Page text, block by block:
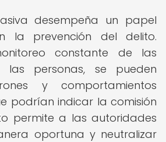
desempeña un papel
la prevención del delito.
constante de las
las personas, se pueden
y comportamientos
podrían indicar la comisión
permite a las autoridades
oportuna y neutralizar